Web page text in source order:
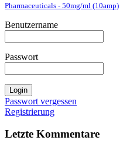
Pharmaceuticals - 50mg/ml (10amp)
Benutzername
Passwort
Passwort vergessen
Registrierung
Letzte Kommentare